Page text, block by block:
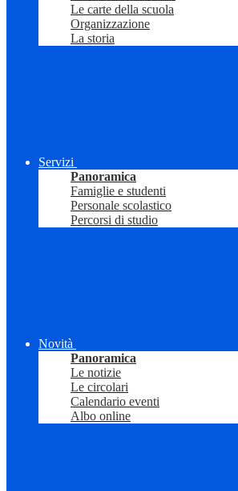
Le carte della scuola
Organizzazione
La storia
Servizi
Panoramica
Famiglie e studenti
Personale scolastico
Percorsi di studio
Novità
Panoramica
Le notizie
Le circolari
Calendario eventi
Albo online